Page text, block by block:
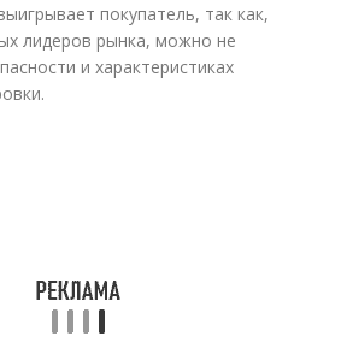
покупатель, так как,
лидеров рынка, можно не
и характеристиках